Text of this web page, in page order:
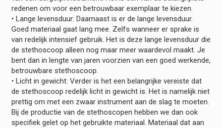
redenen om voor een betrouwbaar exemplaar te kiezen.
• Lange levensduur: Daarnaast is er de lange levensduur.
Goed materiaal gaat lang mee. Zelfs wanneer er sprake is
van redelijk intensief gebruik. Het is deze lange levensduur die
de stethoscoop alleen nog maar meer waardevol maakt. Je
bent dan in lengte van jaren voorzien van een goed werkende,
betrouwbare stethoscoop.
• Licht in gewicht: Verder is het een belangrijke vereiste dat
de stethoscoop redelijk licht in gewicht is. Het is namelijk niet
prettig om met een zwaar instrument aan de slag te moeten.
Bij de productie van de stethoscopen hebben we dan ook
specifiek gelet op het gebruikte materiaal. Materiaal dat aan